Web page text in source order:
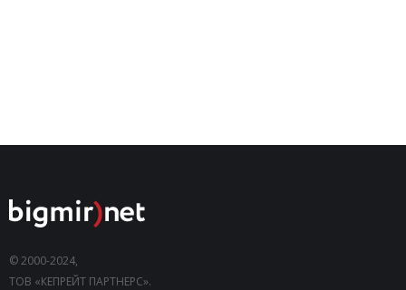
© 2000-2024,
ТОВ «КЕПРЕЙТ ПАРТНЕРС».